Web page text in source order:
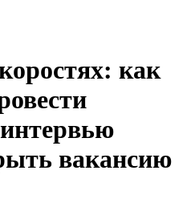
как
вакансию